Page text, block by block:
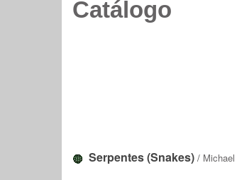
Catálogo
Serpentes (Snakes) /